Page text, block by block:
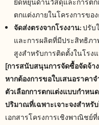
ยืดหยุ่นด้านวัสดุและการตก
ตกแต่งภายในโครงการขอ
จัดส่งตรงจากโรงงาน:ปรับ
และการผลิตที่มีประสิทธิภ
สูงสำหรับการติดตั้งในโร
[การสนับสนุนการจัดซื้อจัดจ้า
หากต้องการขอใบเสนอราคา
ตัวเลือกการตกแต่งแบบกำหนด
ปริมาณที่เฉพาะเจาะจงสำหรั
เอกสารโครงการเชิงพาณิชย์